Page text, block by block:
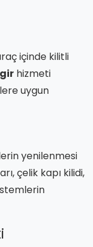
içinde kilitli
hizmeti
uygun
yenilenmesi
çelik kapı kilidi,